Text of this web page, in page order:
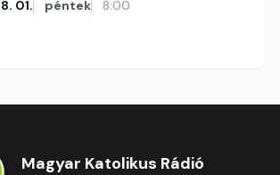
01. péntek 8:00
Magyar Katolikus Rádió